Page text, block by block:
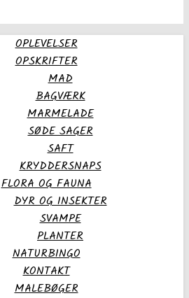
OPLEVELSER
OPSKRIFTER
MAD
BAGVÆRK
MARMELADE
SØDE SAGER
SAFT
KRYDDERSNAPS
FLORA OG FAUNA
DYR OG INSEKTER
SVAMPE
PLANTER
NATURBINGO
KONTAKT
MALEBØGER